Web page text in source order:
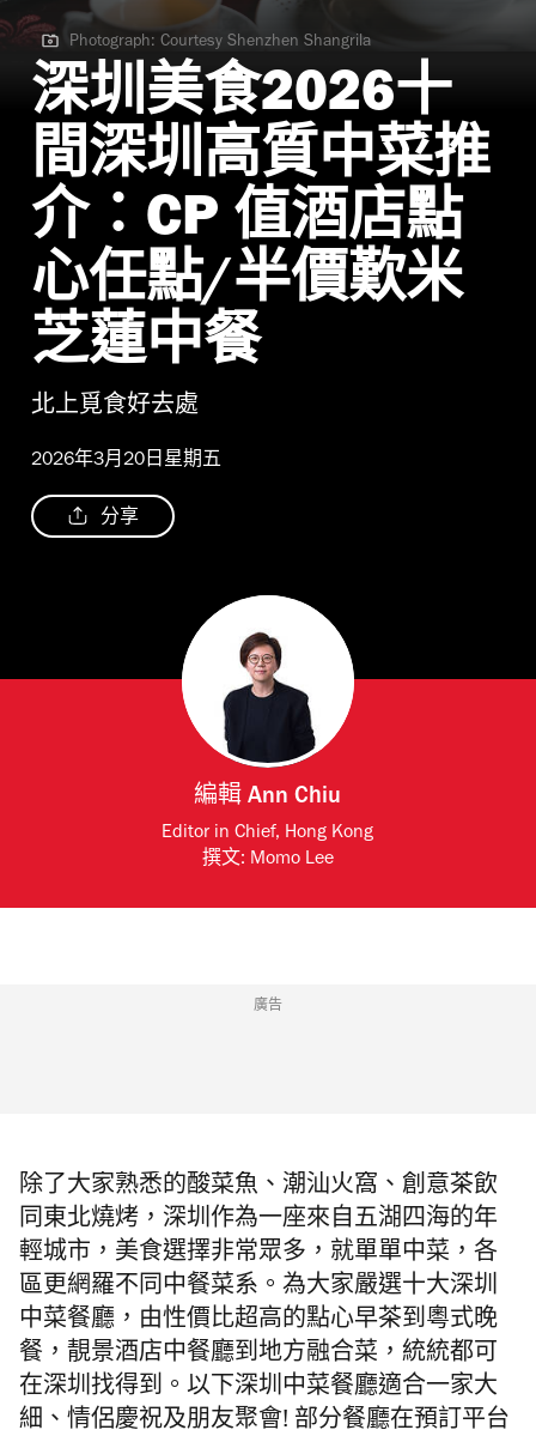
Photograph: Courtesy Shenzhen Shangrila
Photograph: Courtesy Shenzhen Shangrila
深圳美食2026十
間深圳高質中菜推
介：CP 值酒店點
心任點/半價歎米
芝蓮中餐
北上覓食好去處
2026年3月20日星期五
分享
編輯Ann Chiu
Editor in Chief, Hong Kong
撰文: Momo Lee
廣告
除了大家熟悉的酸菜魚、潮汕火窩、創意茶飲
同東北燒烤，深圳作為一座來自五湖四海的年
輕城市，美食選擇非常眾多，就單單中菜，各
區更網羅不同中餐菜系。 為大家嚴選十大深圳
中菜餐廳，由性價比超高的點心早茶到粵式晚
餐，靚景酒店中餐廳到地方融合菜， 統統都可
在深圳找得到。以下深圳中菜餐廳適合一家大
細、情侶慶祝及朋友聚會! 部分餐廳在預訂平台